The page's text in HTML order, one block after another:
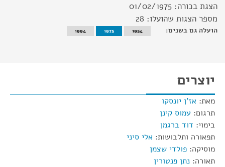
הצגת בכורה: 01/02/1975
מספר הצגות שהועלו: 28
הועלה גם בשנים: 1954
1975
1994
יוצרים
מאת: אז'ן יונסקו
תרגום: עמוס קינן
בימוי: דוד ברגמן
תפאורה ותלבושות: אלי סיני
מוסיקה: פולדי שצמן
תאורה: נתן פנטורין